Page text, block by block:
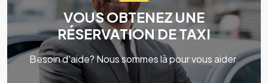
VOUS OBTENEZ UNE
RÉSERVATION DE TAXI
Besoin d'aide? Nous sommes là pour vous aider.